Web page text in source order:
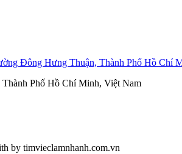
Đông Hưng Thuận, Thành Phố Hồ Chí
Phố Hồ Chí Minh, Việt Nam
by timvieclamnhanh.com.vn